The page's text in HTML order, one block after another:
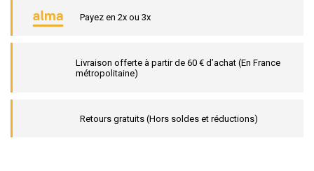
Payez en 2x ou 3x
Livraison offerte à partir de 60 € d’achat (En France
métropolitaine)
Retours gratuits (Hors soldes et réductions)